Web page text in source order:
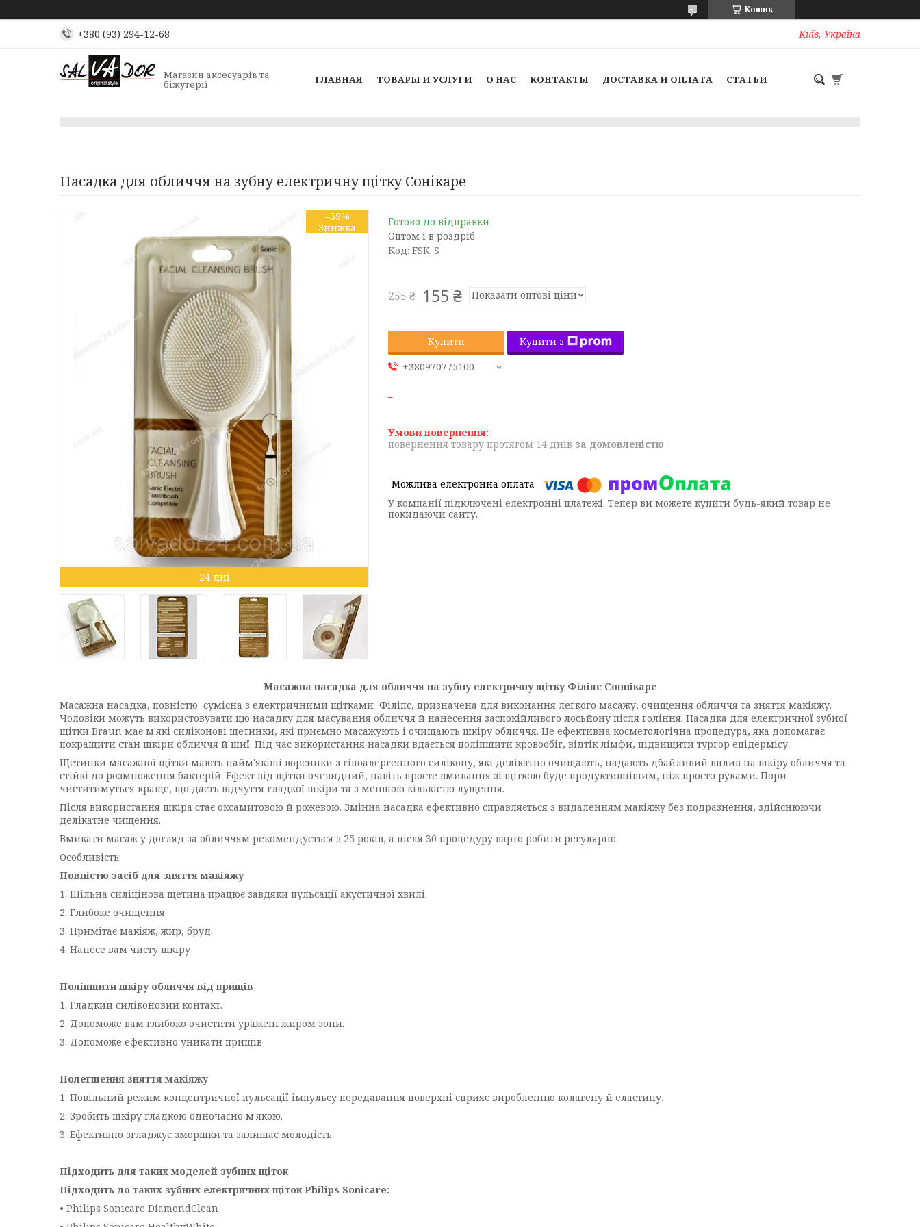
Кошик
+380 (93) 294-12-68 Київ, Україна
Магазин аксесуарів та
біжутерії ГЛАВНАЯ ТОВАРЫ И УСЛУГИ О НАС КОНТАКТЫ ДОСТАВКА И ОПЛАТА СТАТЬИ
Насадка для обличчя на зубну електричну щітку Сонікаре
–39%
24 дні
Готово до відправки
Оптом і в роздріб
Код: FSK_S
255 ₴ 155 ₴ Показати оптові ціни
Купити
Купити з
+380970775100
повернення товару протягом 14 днів за домовленістю
У компанії підключені електронні платежі. Тепер ви можете купити будь-який товар не
покидаючи сайту.
Масажна насадка для обличчя на зубну електричну щітку Філіпс Соннікаре
Масажна насадка, повністю сумісна з електричними щітками Філіпс, призначена для виконання легкого масажу, очищення обличчя та зняття макіяжу.
Чоловіки можуть використовувати цю насадку для масування обличчя й нанесення заспокійливого лосьйону після гоління. Насадка для електричної зубної
щітки Braun має м'які силіконові щетинки, які приємно масажують і очищають шкіру обличчя. Це ефективна косметологічна процедура, яка допомагає
покращити стан шкіри обличчя й шиї. Під час використання насадки вдається поліпшити кровообіг, відтік лімфи, підвищити тургор епідермісу.
Щетинки масажної щітки мають найм'якіші ворсинки з гіпоалергенного силікону, які делікатно очищають, надають дбайливий вплив на шкіру обличчя та
стійкі до розмноження бактерій. Ефект від щітки очевидний, навіть просте вмивання зі щіткою буде продуктивнішим, ніж просто руками. Пори
чиститимуться краще, що дасть відчуття гладкої шкіри та з меншою кількістю лущення.
Після використання шкіра стає оксамитовою й рожевою. Змінна насадка ефективно справляється з видаленням макіяжу без подразнення, здійснюючи
делікатне чищення.
Вмикати масаж у догляд за обличчям рекомендується з 25 років, а після 30 процедуру варто робити регулярно.
Особливість:
Повністю засіб для зняття макіяжу
1. Щільна силіцінова щетина працює завдяки пульсації акустичної хвилі.
2. Глибоке очищення
3. Примітає макіяж, жир, бруд.
4. Нанесе вам чисту шкіру
Поліпшити шкіру обличчя від прищів
1. Гладкий силіконовий контакт.
2. Допоможе вам глибоко очистити уражені жиром зони.
3. Допоможе ефективно уникати прищів
Полегшення зняття макіяжу
1. Повільний режим концентричної пульсації імпульсу передавання поверхні сприяє виробленню колагену й еластину.
2. Зробить шкіру гладкою одночасно м'якою.
3. Ефективно згладжує зморшки та залишає молодість
Підходить для таких моделей зубних щіток
Підходить до таких зубних електричних щіток Philips Sonicare:
• Philips Sonicare DiamondClean